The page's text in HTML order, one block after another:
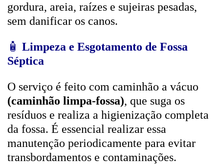
gordura, areia, raízes e sujeiras pesadas,
sem danificar os canos.
🧴 Limpeza e Esgotamento de Fossa
Séptica
O serviço é feito com caminhão a vácuo
(caminhão limpa-fossa), que suga os
resíduos e realiza a higienização completa
da fossa. É essencial realizar essa
manutenção periodicamente para evitar
transbordamentos e contaminações.